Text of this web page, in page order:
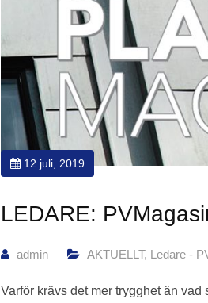
12 juli, 2019
LEDARE:
admin AKTUELLT, Ledare -
Varför krävs det mer trygghet än